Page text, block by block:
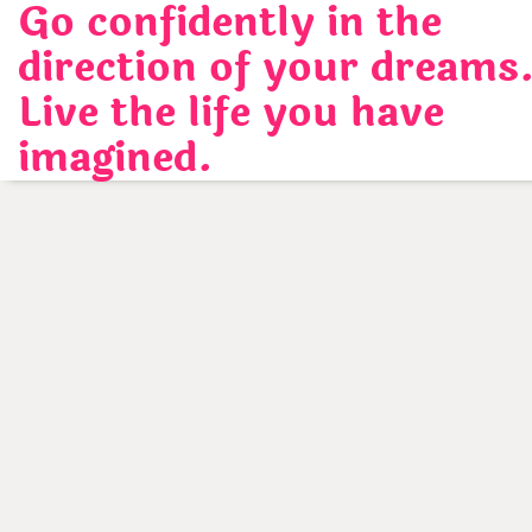
Skip
content
Go confidently in the
direction of your
Live the life you have
imagined.